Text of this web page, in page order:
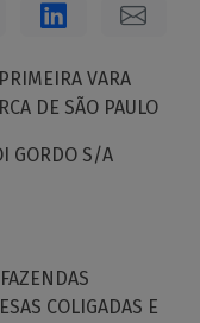
VARA
DE SÃO PAULO
GORDO S/A
COLIGADAS E